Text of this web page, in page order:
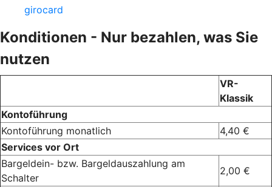
girocard
Konditionen - Nur bezahlen, was Sie
nutzen
VR-
Klassik
Kontoführung
Kontoführung monatlich
4,40 €
Services vor Ort
Bargeldein- bzw. Bargeldauszahlung am
Schalter
2,00 €